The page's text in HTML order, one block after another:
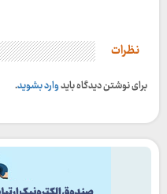
نظرات
برای نوشتن دیدگاه بایدوارد بشوید.